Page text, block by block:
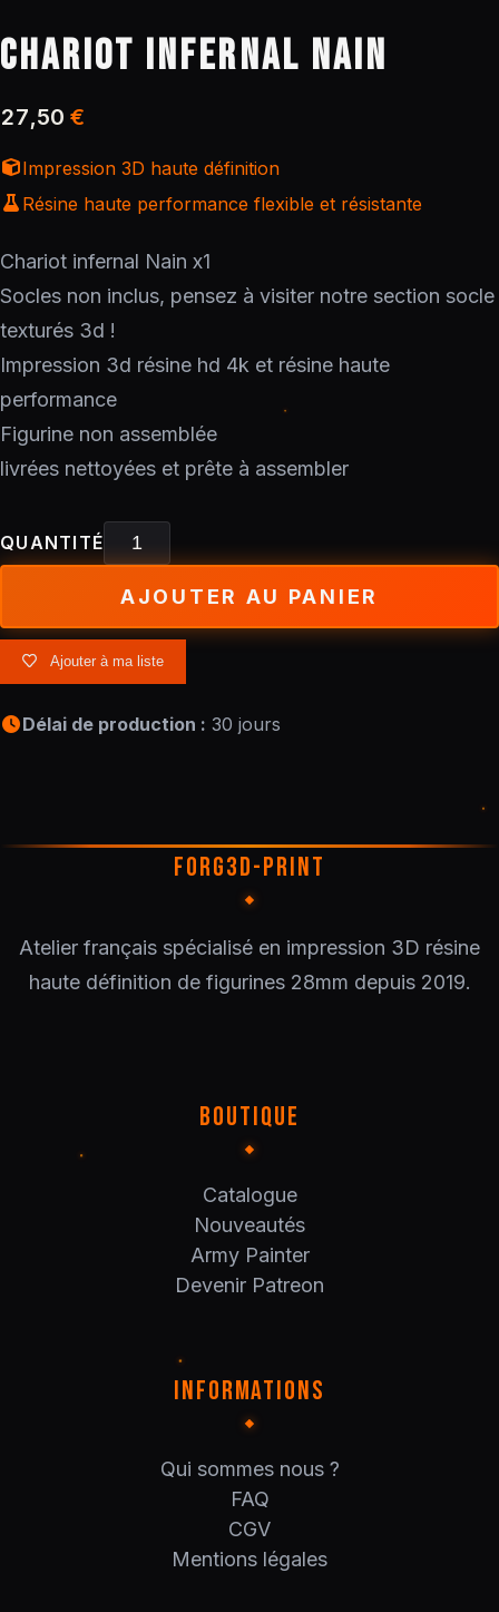
CHARIOT INFERNAL NAIN
27,50 €
Impression 3D haute définition
Résine haute performance flexible et résistante
Chariot infernal Nain x1
Socles non inclus, pensez à visiter notre section socle
texturés 3d !
Impression 3d résine hd 4k et résine haute
performance
Figurine non assemblée
livrées nettoyées et prête à assembler
QUANTITÉ
AJOUTER AU PANIER
Ajouter à ma liste
Délai de production : 30 jours
FORG3D-PRINT
Atelier français spécialisé en impression 3D résine
haute définition de figurines 28mm depuis 2019.
BOUTIQUE
Catalogue
Nouveautés
Army Painter
Devenir Patreon
INFORMATIONS
Qui sommes nous ?
FAQ
CGV
Mentions légales